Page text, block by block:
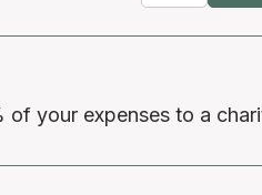
your expenses to a